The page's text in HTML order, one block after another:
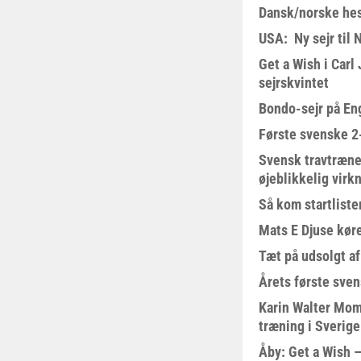
Dansk/norske
USA: Ny sejr til
Get a Wish i Carl
sejrskvintet
Bondo-sejr på
Første svenske
Svensk
øjeblikkelig
Så kom
Mats E Djuse
Tæt på udsolgt
Årets første
Karin Walter
træning i Sverige
Åby: Get a Wish